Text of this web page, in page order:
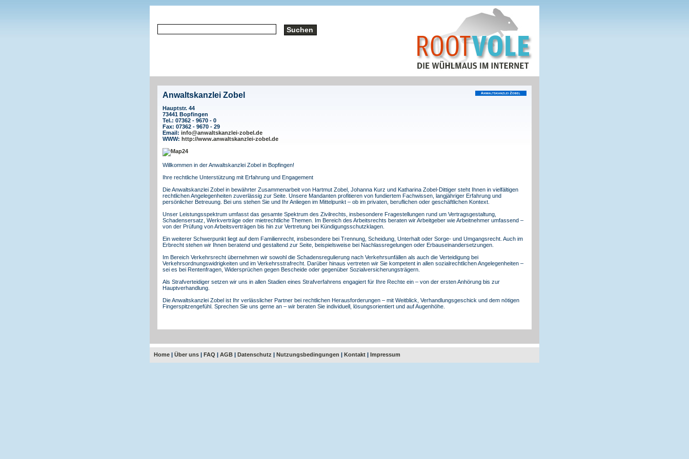
Anwaltskanzlei Zobel
Hauptstr. 44
73441 Bopfingen
Tel.: 07362 - 9670 - 0
Fax: 07362 - 9670 - 29
Email: info@anwaltskanzlei-zobel.de
WWW: http://www.anwaltskanzlei-zobel.de
Willkommen in der Anwaltskanzlei Zobel in Bopfingen!
Ihre rechtliche Unterstützung mit Erfahrung und Engagement
Die Anwaltskanzlei Zobel in bewährter Zusammenarbeit von Hartmut Zobel, Johanna Kurz und Katharina Zobel-Dittiger steht Ihnen in vielfältigen
rechtlichen Angelegenheiten zuverlässig zur Seite. Unsere Mandanten profitieren von fundiertem Fachwissen, langjähriger Erfahrung und
persönlicher Betreuung. Bei uns stehen Sie und Ihr Anliegen im Mittelpunkt – ob im privaten, beruflichen oder geschäftlichen Kontext.
Unser Leistungsspektrum umfasst das gesamte Spektrum des Zivilrechts, insbesondere Fragestellungen rund um Vertragsgestaltung,
Schadensersatz, Werkverträge oder mietrechtliche Themen. Im Bereich des Arbeitsrechts beraten wir Arbeitgeber wie Arbeitnehmer umfassend –
von der Prüfung von Arbeitsverträgen bis hin zur Vertretung bei Kündigungsschutzklagen.
Ein weiterer Schwerpunkt liegt auf dem Familienrecht, insbesondere bei Trennung, Scheidung, Unterhalt oder Sorge- und Umgangsrecht. Auch im
Erbrecht stehen wir Ihnen beratend und gestaltend zur Seite, beispielsweise bei Nachlassregelungen oder Erbauseinandersetzungen.
Im Bereich Verkehrsrecht übernehmen wir sowohl die Schadensregulierung nach Verkehrsunfällen als auch die Verteidigung bei
Verkehrsordnungswidrigkeiten und im Verkehrsstrafrecht. Darüber hinaus vertreten wir Sie kompetent in allen sozialrechtlichen Angelegenheiten –
sei es bei Rentenfragen, Widersprüchen gegen Bescheide oder gegenüber Sozialversicherungsträgern.
Als Strafverteidiger setzen wir uns in allen Stadien eines Strafverfahrens engagiert für Ihre Rechte ein – von der ersten Anhörung bis zur
Hauptverhandlung.
Die Anwaltskanzlei Zobel ist Ihr verlässlicher Partner bei rechtlichen Herausforderungen – mit Weitblick, Verhandlungsgeschick und dem nötigen
Fingerspitzengefühl. Sprechen Sie uns gerne an – wir beraten Sie individuell, lösungsorientiert und auf Augenhöhe.
Home | Über uns | FAQ | AGB | Datenschutz | Nutzungsbedingungen | Kontakt | Impressum